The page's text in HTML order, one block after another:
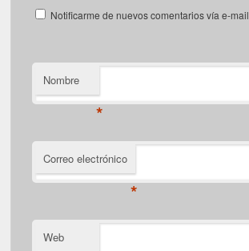
Notificarme de nuevos comentarios vía e-mail
Nombre
*
Correo electrónico
*
Web